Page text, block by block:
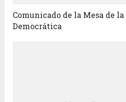
Comunicado de la Mesa de
Democrática